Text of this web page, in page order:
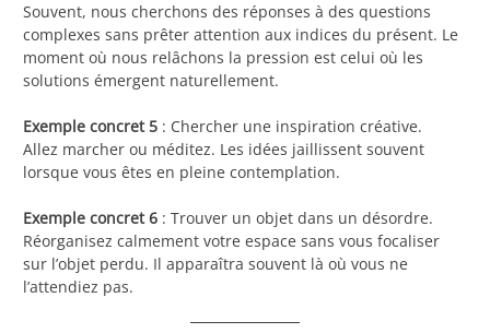
Souvent, nous cherchons des réponses à des questions
complexes sans prêter attention aux indices du présent. Le
moment où nous relâchons la pression est celui où les
solutions émergent naturellement.
Exemple concret 5 : Chercher une inspiration créative.
Allez marcher ou méditez. Les idées jaillissent souvent
lorsque vous êtes en pleine contemplation.
Exemple concret 6 : Trouver un objet dans un désordre.
Réorganisez calmement votre espace sans vous focaliser
sur l’objet perdu. Il apparaîtra souvent là où vous ne
l’attendiez pas.